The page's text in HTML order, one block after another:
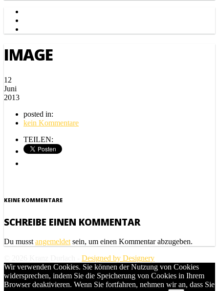
IMAGE
12
Juni
2013
posted in:
kein Kommentare
TEILEN:
KEINE KOMMENTARE
SCHREIBE EINEN KOMMENTAR
Du musst angemeldet sein, um einen Kommentar abzugeben.
Designed by Designery
Wir verwenden Cookies. Sie können der Nutzung von Cookies
widersprechen, indem Sie die Speicherung von Cookies in Ihrem
Browser deaktivieren. Wenn Sie fortfahren, nehmen wir an, dass Sie